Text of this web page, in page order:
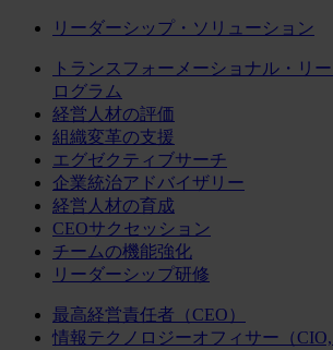
リーダーシップ・ソリューション
トランスフォーメーショナル・リ
ログラム
経営人材の評価
組織変革の支援
エグゼクティブサーチ
企業統治アドバイザリー
経営人材の育成
CEOサクセッション
チームの機能強化
リーダーシップ研修
最高経営責任者（CEO）
情報テクノロジーオフィサー（CIO,